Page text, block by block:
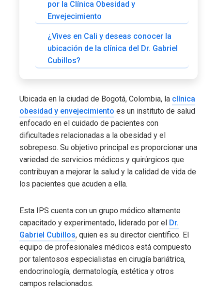
por la Clínica Obesidad y
Envejecimiento
¿Vives en Cali y deseas conocer la
ubicación de la clínica del Dr. Gabriel
Cubillos?
Ubicada en la ciudad de Bogotá, Colombia, la clínica
obesidad y envejecimiento es un instituto de salud
enfocado en el cuidado de pacientes con
dificultades relacionadas a la obesidad y el
sobrepeso. Su objetivo principal es proporcionar una
variedad de servicios médicos y quirúrgicos que
contribuyan a mejorar la salud y la calidad de vida de
los pacientes que acuden a ella.
Esta IPS cuenta con un grupo médico altamente
capacitado y experimentado, liderado por el Dr.
Gabriel Cubillos, quien es su director científico. El
equipo de profesionales médicos está compuesto
por talentosos especialistas en cirugía bariátrica,
endocrinología, dermatología, estética y otros
campos relacionados.